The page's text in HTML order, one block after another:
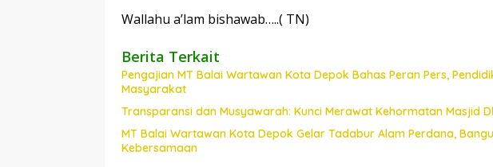
Wallahu a’lam bishawab…..( TN)
Berita Terkait
Pengajian MT Balai Wartawan Kota Depok Bahas Peran Pers,
Masyarakat
Transparansi dan Musyawarah: Kunci Merawat Kehormatan Masjid
MT Balai Wartawan Kota Depok Gelar Tadabur Alam Perdana,
Kebersamaan